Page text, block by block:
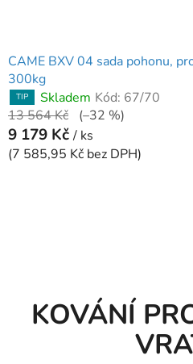
CAME BXV 04 sada pohonu,
300kg
TIP Skladem Kód: 67/70
13 564 Kč
(–32 %)
9 179 Kč / ks
(7 585,95 Kč bez DPH)
KOVÁNÍ